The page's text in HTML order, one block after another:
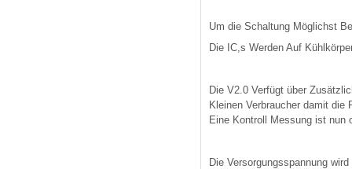
Um die Schaltung Möglichst
Die IC,s Werden Auf
Die V2.0 Verfügt über
Kleinen Verbraucher damit die
Eine Kontroll Messung ist
Die Versorgungsspannung